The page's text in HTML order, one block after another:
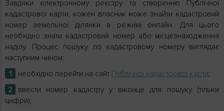
Завдяки електронному реєстру та створенню Публічної
кадастрової карти, кожен власник може знайти кадастровий
номер земельної ділянки в режимі онлайн. Для цього
необхідно знати кадастровий номер або місцезнаходження
наділу. Процес пошуку по кадастровому номеру виглядає
наступним чином:
необхідно перейти на сайт Публічної кадастрової карти;
ввести номер кадастру у віконце для пошуку (тільки
цифри);